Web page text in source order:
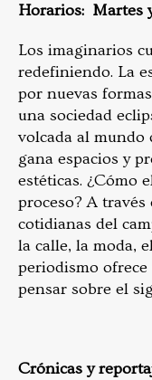
Horarios: Martes
Los imaginarios
redefiniendo. La
por nuevas
una sociedad
volcada al
gana espacios y
estéticas. ¿Cómo
proceso? A
cotidianas del
la calle, la moda,
periodismo
pensar sobre el
Crónicas y